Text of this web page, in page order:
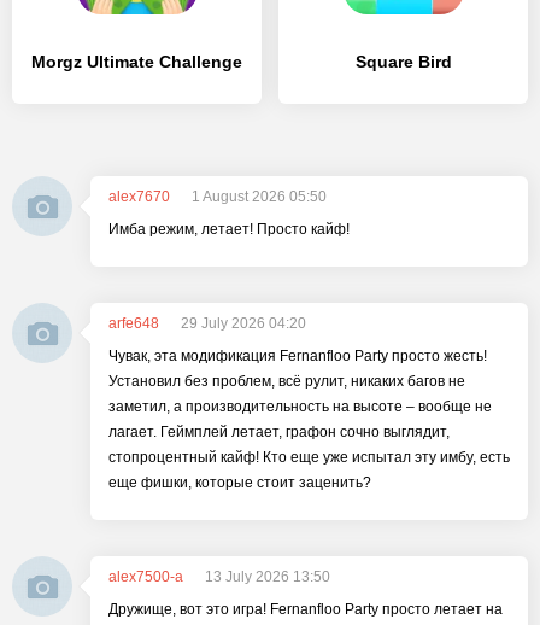
Morgz Ultimate Challenge Square Bird
alex7670
1 August 2026 05:50
Имба режим, летает! Просто кайф!
arfe648
29 July 2026 04:20
Чувак, эта модификация Fernanfloo Party просто жесть!
Установил без проблем, всё рулит, никаких багов не
заметил, а производительность на высоте – вообще не
лагает. Геймплей летает, графон сочно выглядит,
стопроцентный кайф! Кто еще уже испытал эту имбу, есть
еще фишки, которые стоит заценить?
alex7500-a
13 July 2026 13:50
Дружище, вот это игра! Fernanfloo Party просто летает на